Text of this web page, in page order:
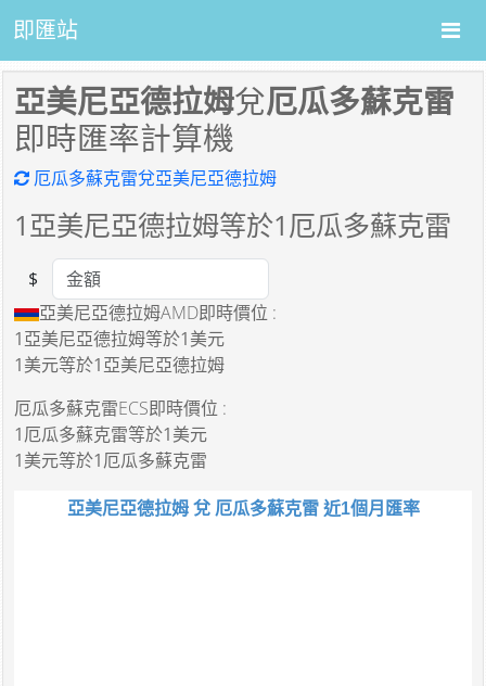
即匯站
亞美尼亞德拉姆兌厄瓜多蘇克雷
即時匯率計算機
厄瓜多蘇克雷兌亞美尼亞德拉姆
1亞美尼亞德拉姆等於1厄瓜多蘇克雷
Amount
$
亞美尼亞德拉姆AMD即時價位 :
1亞美尼亞德拉姆等於1美元
1美元等於1亞美尼亞德拉姆
厄瓜多蘇克雷ECS即時價位 :
1厄瓜多蘇克雷等於1美元
1美元等於1厄瓜多蘇克雷
亞美尼亞德拉姆 兌 厄瓜多蘇克雷 近1個月匯率